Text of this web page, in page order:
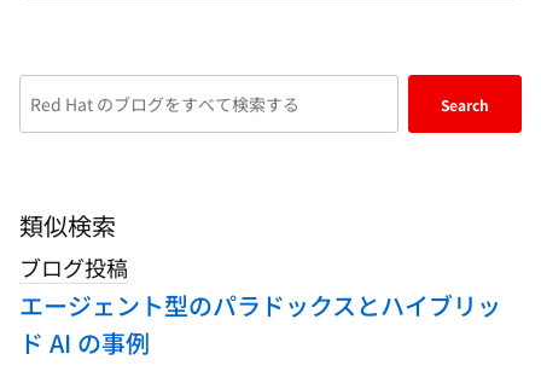
keywords
search
blogs
Search
類似検索
ブログ投稿
エージェント型のパラドックスとハイブリッ
ド AI の事例